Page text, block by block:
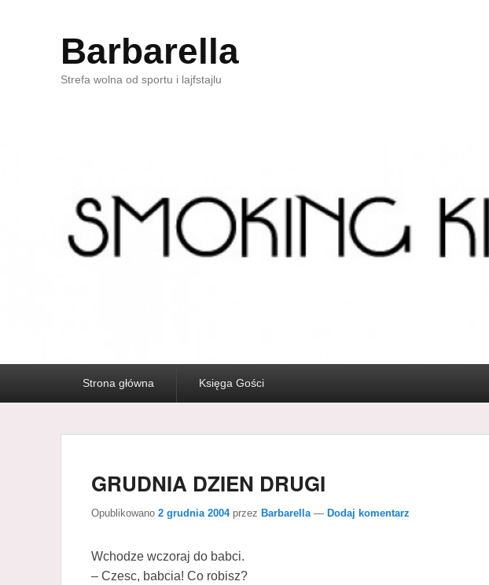
Barbarella
Strefa wolna od sportu i lajfstajlu
Strona główna Księga Gości
GRUDNIA DZIEN DRUGI
Opublikowano 2 grudnia 2004 przez Barbarella — Dodaj komentarz
Wchodze wczoraj do babci.
– Czesc, babcia! Co robisz?